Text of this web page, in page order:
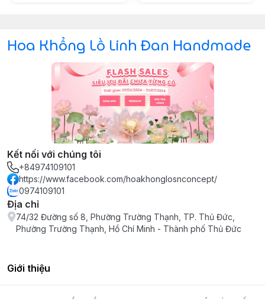
Hoa Khổng Lồ Linh Đan Handmade
Kết nối với chúng tôi
+84974109101
https://www.facebook.com/hoakhonglosnconcept/
0974109101
Địa chỉ
74/32 Đường số 8, Phường Trường Thạnh, TP. Thủ Đức,
Phường Trường Thạnh, Hồ Chí Minh - Thành phố Thủ Đức
Giới thiệu